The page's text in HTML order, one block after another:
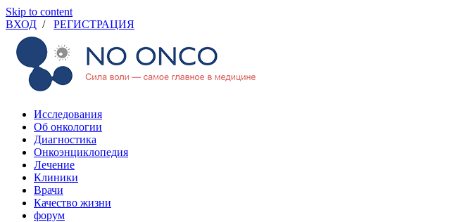
Skip to content
ВХОД / РЕГИСТРАЦИЯ
Исследования
Об онкологии
Диагностика
Онкоэнциклопедия
Лечение
Клиники
Врачи
Качество жизни
форум